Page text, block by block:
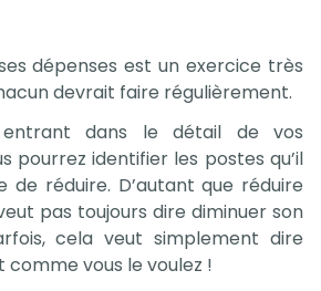
dépenses est un exercice très
devrait faire régulièrement.
entrant dans le détail de vos
pourrez identifier les postes qu’il
de réduire. D’autant que réduire
pas toujours dire diminuer son
cela veut simplement dire
comme vous le voulez !